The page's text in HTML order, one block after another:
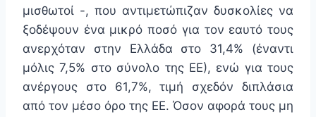
μισθωτοί -, που αντιμετώπιζαν δυσκολίες να
ξοδέψουν ένα μικρό ποσό για τον εαυτό τους
ανερχόταν στην Ελλάδα στο 31,4% (έναντι
μόλις 7,5% στο σύνολο της ΕΕ), ενώ για τους
ανέργους στο 61,7%, τιμή σχεδόν διπλάσια
από τον μέσο όρο της ΕΕ. Όσον αφορά τους μη